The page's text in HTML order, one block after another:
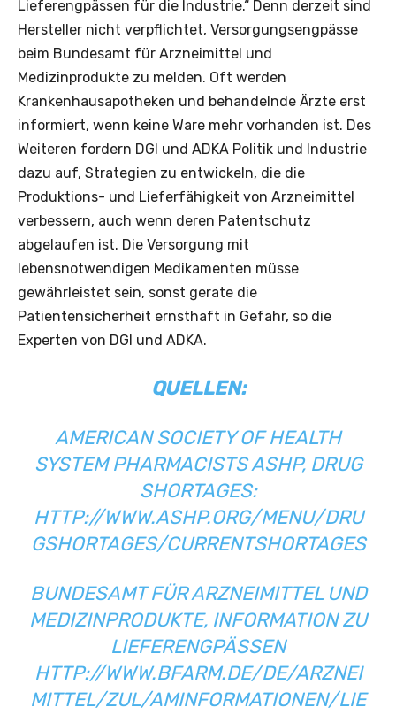
Lieferengpässen für die Industrie.“ Denn derzeit sind
Hersteller nicht verpflichtet, Versorgungsengpässe
beim Bundesamt für Arzneimittel und
Medizinprodukte zu melden. Oft werden
Krankenhausapotheken und behandelnde Ärzte erst
informiert, wenn keine Ware mehr vorhanden ist. Des
Weiteren fordern DGI und ADKA Politik und Industrie
dazu auf, Strategien zu entwickeln, die die
Produktions- und Lieferfähigkeit von Arzneimittel
verbessern, auch wenn deren Patentschutz
abgelaufen ist. Die Versorgung mit
lebensnotwendigen Medikamenten müsse
gewährleistet sein, sonst gerate die
Patientensicherheit ernsthaft in Gefahr, so die
Experten von DGI und ADKA.
QUELLEN:
AMERICAN SOCIETY OF HEALTH
SYSTEM PHARMACISTS ASHP, DRUG
SHORTAGES:
HTTP://WWW.ASHP.ORG/MENU/DRU
GSHORTAGES/CURRENTSHORTAGES
BUNDESAMT FÜR ARZNEIMITTEL UND
MEDIZINPRODUKTE, INFORMATION ZU
LIEFERENGPÄSSEN
HTTP://WWW.BFARM.DE/DE/ARZNEI
MITTEL/ZUL/AMINFORMATIONEN/LIE